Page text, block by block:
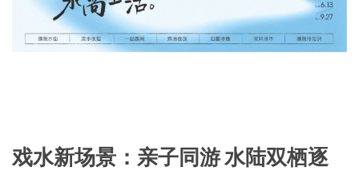
戏水新场景：亲子同游 水陆双栖逐